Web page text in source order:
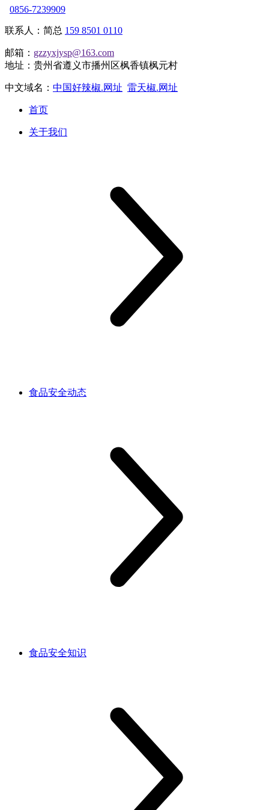
0856-7239909
联系人：简总 159 8501 0110
邮箱： gzzyxjysp@163.com
地址：贵州省遵义市播州区枫香镇枫元村
中文域名： 中国好辣椒.网址 雷天椒.网址
首页
关于我们
食品安全动态
食品安全知识